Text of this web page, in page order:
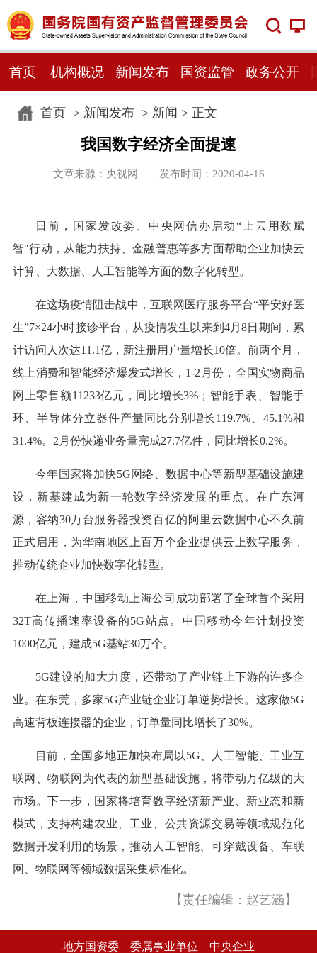
首页 机构概况 新闻发布 国资监管 政务公开
首页> 新闻发布> 新闻 > 正文
我国数字经济全面提速
文章来源：央视网 发布时间：2020-04-16
日前，国家发改委、中央网信办启动“上云用数赋
智"行动，从能力扶持、金融普惠等多方面帮助企业加快云
计算、大数据、人工智能等方面的数字化转型。
在这场疫情阻击战中，互联网医疗服务平台“平安好医
生”7×24小时接诊平台，从疫情发生以来到4月8日期间，累
计访问人次达11.1亿，新注册用户量增长10倍。前两个月，
线上消费和智能经济爆发式增长，1-2月份，全国实物商品
网上零售额11233亿元，同比增长3%；智能手表、智能手
环、半导体分立器件产量同比分别增长119.7%、45.1%和
31.4%。2月份快递业务量完成27.7亿件，同比增长0.2%。
今年国家将加快5G网络、数据中心等新型基础设施建
设，新基建成为新一轮数字经济发展的重点。在广东河
源，容纳30万台服务器投资百亿的阿里云数据中心不久前
正式启用，为华南地区上百万个企业提供云上数字服务，
推动传统企业加快数字化转型。
在上海，中国移动上海公司成功部署了全球首个采用
32T高传播速率设备的5G站点。中国移动今年计划投资
1000亿元，建成5G基站30万个。
5G建设的加大力度，还带动了产业链上下游的许多企
业。在东莞，多家5G产业链企业订单逆势增长。这家做5G
高速背板连接器的企业，订单量同比增长了30%。
目前，全国多地正加快布局以5G、人工智能、工业互
联网、物联网为代表的新型基础设施，将带动万亿级的大
市场。下一步，国家将培育数字经济新产业、新业态和新
模式，支持构建农业、工业、公共资源交易等领域规范化
数据开发利用的场景，推动人工智能、可穿戴设备、车联
网、物联网等领域数据采集标准化。
【责任编辑：赵艺涵】
地方国资委 委属事业单位 中央企业